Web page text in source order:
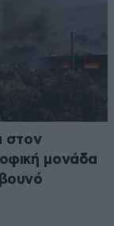
στον
μονάδα